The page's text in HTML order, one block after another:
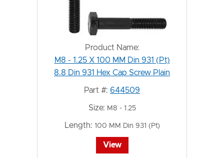
Product Name:
M8 - 1.25 X 100 MM Din 931 (Pt)
8.8 Din 931 Hex Cap Screw Plain
Part #: 644509
Size: M8 - 1.25
Length: 100 MM Din 931 (Pt)
View